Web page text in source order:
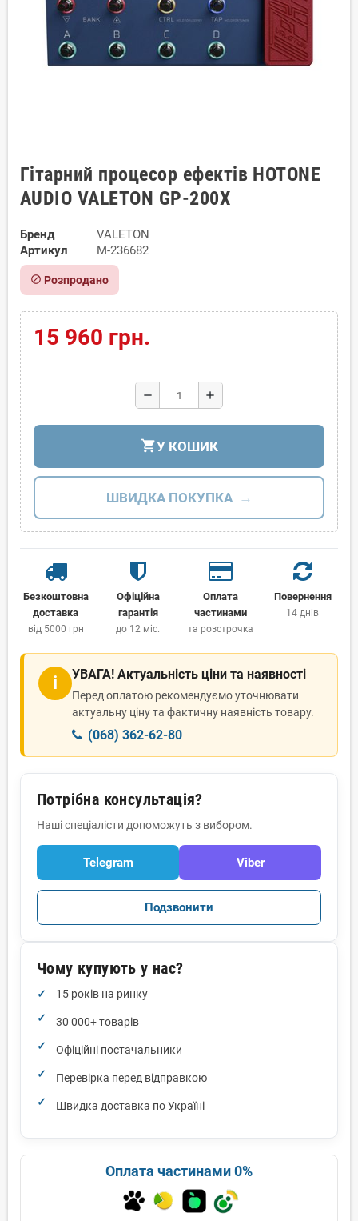
Гітарний процесор ефектів HOTONE
AUDIO VALETON GP-200X
Бренд
VALETON
Артикул
M-236682
block Розпродано
15 960 грн.
remove add
shopping_cartУ КОШИК
ШВИДКА ПОКУПКА
Безкоштовна
доставка
від 5000 грн
Офіційна
гарантія
до 12 міс.
Оплата
частинами
та розстрочка
Повернення
14 днів
ℹ УВАГА! Актуальність ціни та наявності
Перед оплатою рекомендуємо уточнювати
актуальну ціну та фактичну наявність товару.
(068) 362-62-80
Потрібна консультація?
Наші спеціалісти допоможуть з вибором.
Telegram Viber
Подзвонити
Чому купують у нас?
15 років на ринку
30 000+ товарів
Офіційні постачальники
Перевірка перед відправкою
Швидка доставка по Україні
Оплата частинами 0%